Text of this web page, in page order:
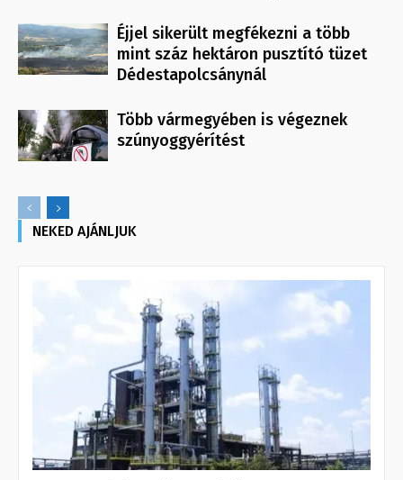
Éjjel sikerült megfékezni a több
mint száz hektáron pusztító tüzet
Dédestapolcsánynál
Több vármegyében is végeznek
szúnyoggyérítést
NEKED AJÁNLJUK